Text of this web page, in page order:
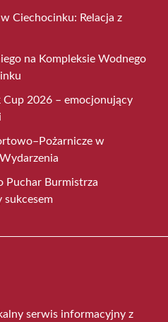
Ciechocinku: Relacja z
na Kompleksie Wodnego
Cup 2026 – emocjonujący
w
Puchar Burmistrza
sukcesem
serwis informacyjny z